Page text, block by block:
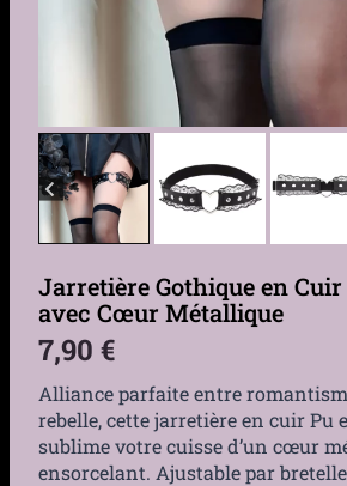
Jarretière Gothique en Cuir
avec Cœur Métallique
7,90 €
Alliance parfaite entre
rebelle, cette jarretière en cuir Pu
sublime votre cuisse d’un cœur
ensorcelant. Ajustable par